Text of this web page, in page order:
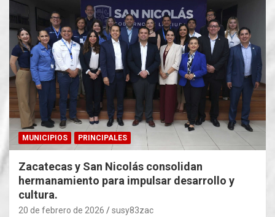
MUNICIPIOS PRINCIPALES
Zacatecas y San Nicolás consolidan
hermanamiento para impulsar desarrollo y
cultura.
20 de febrero de 2026 susy83zac